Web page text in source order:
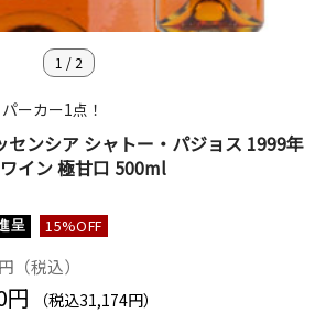
1 / 2
ーカー1点！
センシア シャトー・パジョス 1999年
イン 極甘口 500ml
呈 15%OFF
（税込）
円 （税込31,174円）